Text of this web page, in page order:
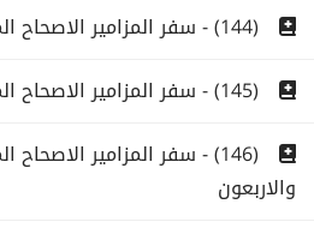
(144) - سفر المزامير الاصحاح المئة والرابع والاربعون
(145) - سفر المزامير الاصحاح المئة والخامس والاربعون
(146) - سفر المزامير
والاربعون